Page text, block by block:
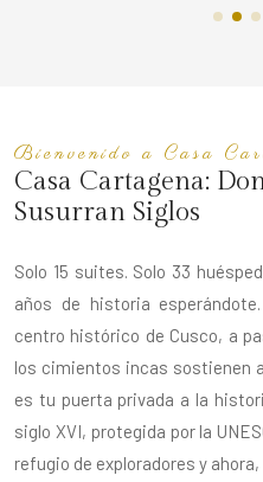
Bienvenido a Casa
Casa Cartagena:
Susurran Siglos
Solo 15 suites. Solo 33
años de historia
centro histórico de Cusco, a
los cimientos incas sostienen
es tu puerta privada a la
siglo XVI, protegida por la
refugio de exploradores y